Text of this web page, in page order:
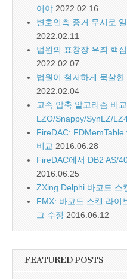
어야 2022.02.16
변호인측 증거 무시로
2022.02.11
법원의 표창장 유죄 핵
2022.02.07
법원이 철저하게 묵살
2022.02.04
고속 압축 알고리즘 비
LZO/Snappy/SynLZ/
FireDAC:
비교 2016.06.28
FireDAC에서 DB2 AS/
2016.06.25
ZXing.Delphi 바코드 스
FMX: 바코드 스캔 라이
그 수정 2016.06.12
FEATURED POSTS